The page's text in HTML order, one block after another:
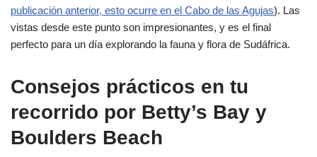
publicación anterior, esto ocurre en el Cabo de las Agujas). Las
vistas desde este punto son impresionantes, y es el final
perfecto para un día explorando la fauna y flora de Sudáfrica.
Consejos prácticos en tu
recorrido por Betty’s Bay y
Boulders Beach